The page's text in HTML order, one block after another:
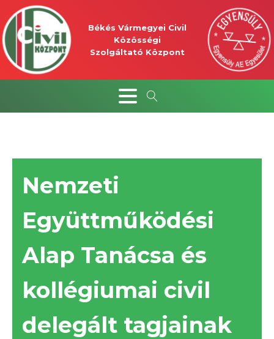
Békés Vármegyei Civil
Közösségi
Szolgáltató Központ
Nemzeti
Együttműködési
Alap Tanácsa és
kollégiumai civil
delegált tagjainak